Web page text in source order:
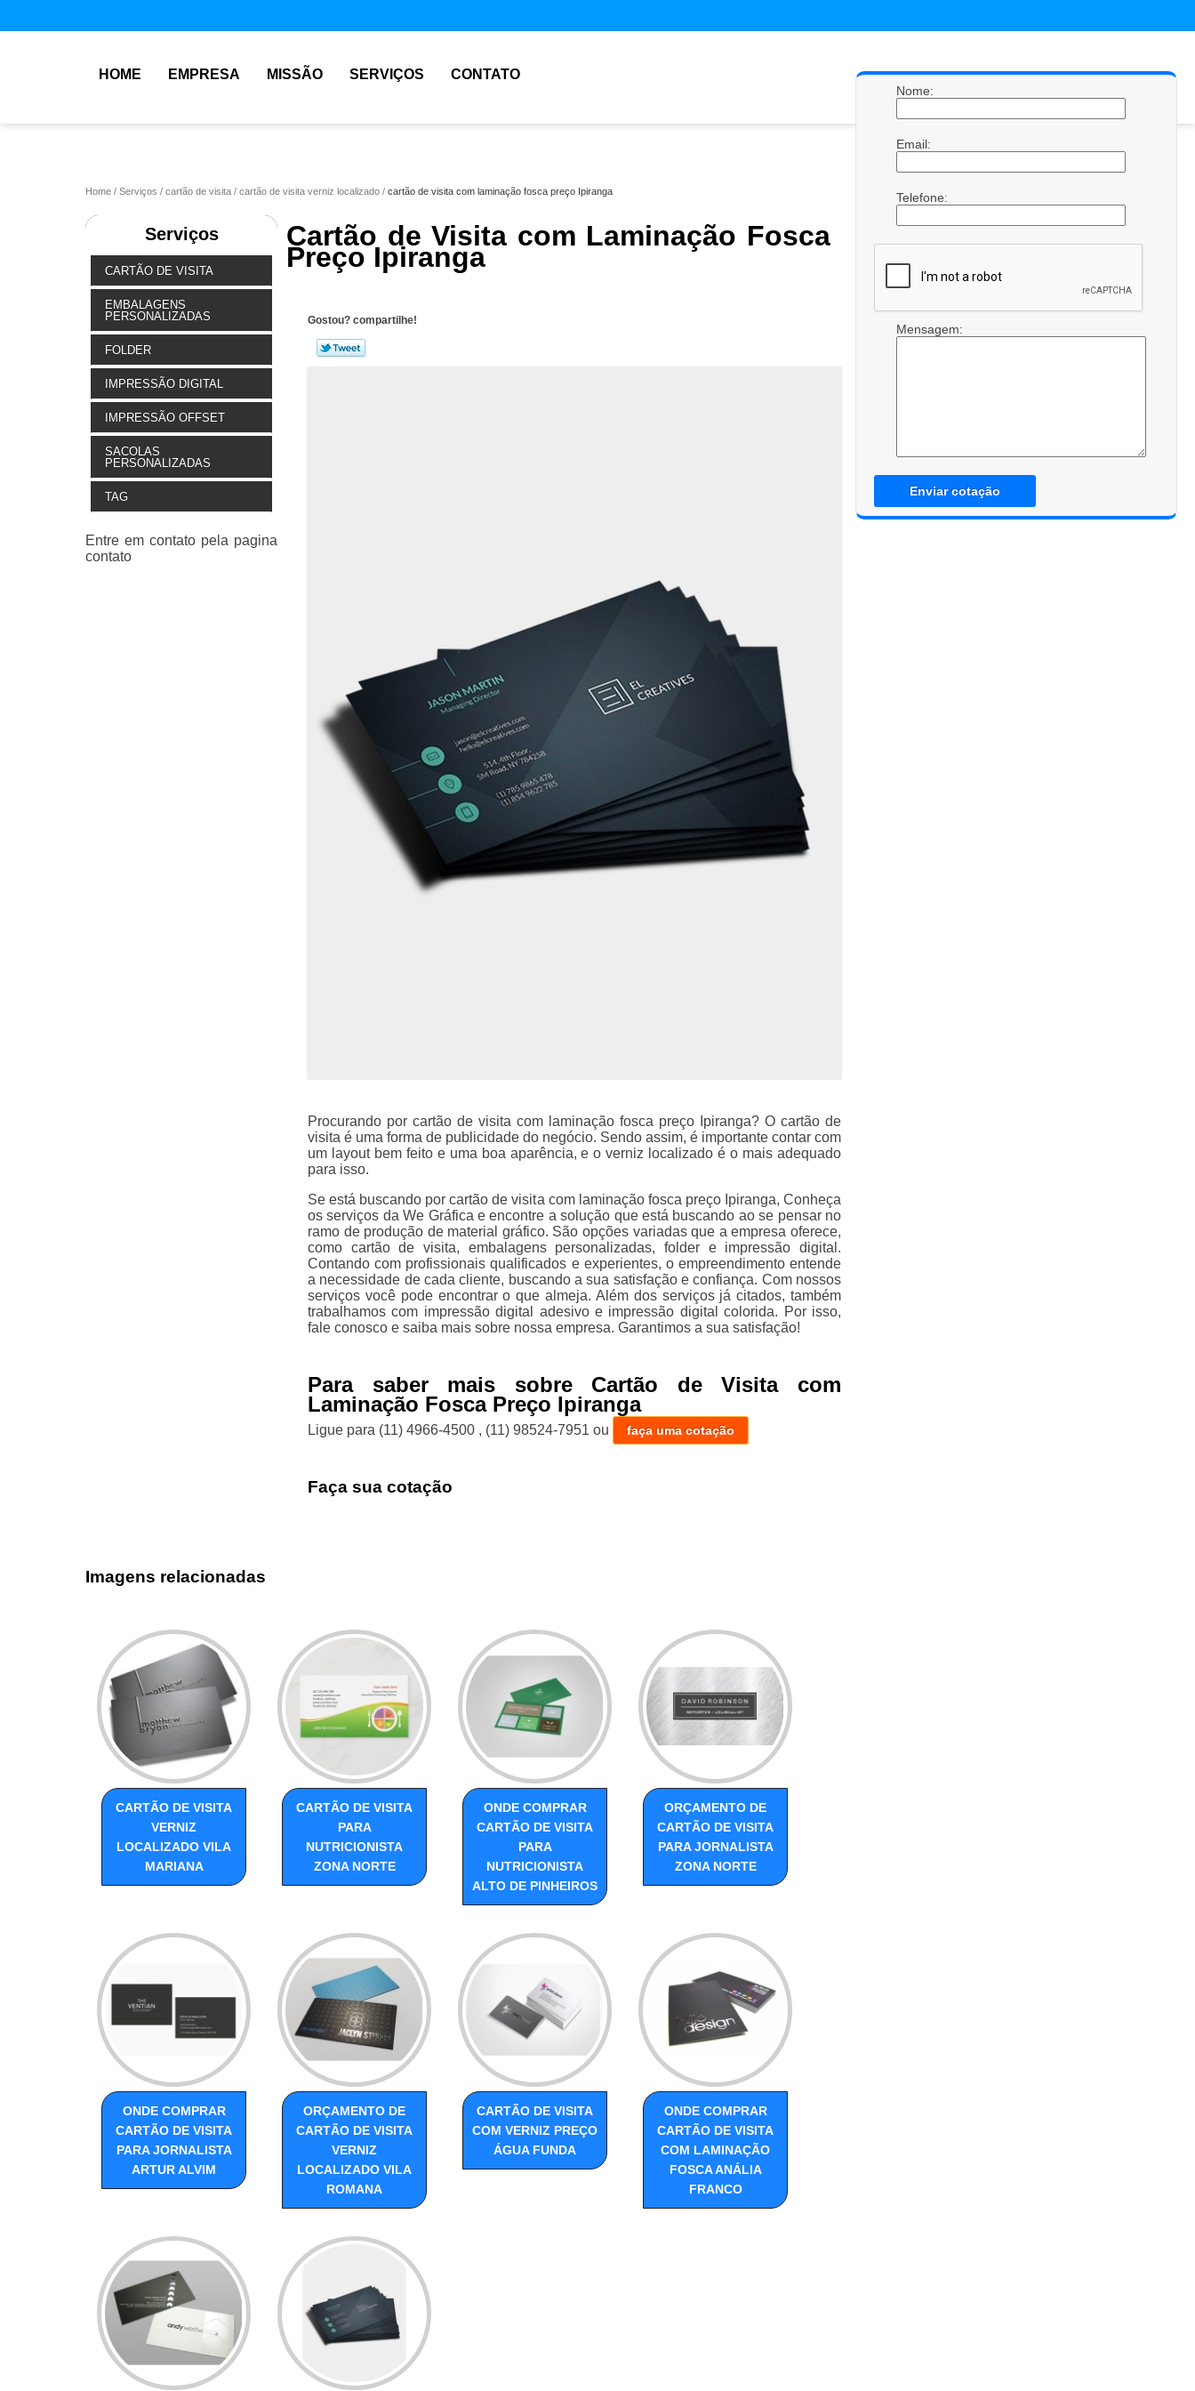
HOME EMPRESA MISSÃO SERVIÇOS CONTATO
Home Serviços cartão de visita cartão de visita verniz localizado cartão de visita com laminação fosca preço Ipiranga
Serviços
CARTÃO DE VISITA
EMBALAGENS
PERSONALIZADAS
FOLDER
IMPRESSÃO DIGITAL
IMPRESSÃO OFFSET
SACOLAS
PERSONALIZADAS
TAG
Cartão de Visita com Laminação Fosca
Preço Ipiranga
Gostou? compartilhe!
Procurando por cartão de visita com laminação fosca preço Ipiranga? O cartão de
visita é uma forma de publicidade do negócio. Sendo assim, é importante contar com
um layout bem feito e uma boa aparência, e o verniz localizado é o mais adequado
para isso.
Se está buscando por cartão de visita com laminação fosca preço Ipiranga, Conheça
os serviços da We Gráfica e encontre a solução que está buscando ao se pensar no
ramo de produção de material gráfico. São opções variadas que a empresa oferece,
como cartão de visita, embalagens personalizadas, folder e impressão digital.
Contando com profissionais qualificados e experientes, o empreendimento entende
a necessidade de cada cliente, buscando a sua satisfação e confiança. Com nossos
serviços você pode encontrar o que almeja. Além dos serviços já citados, também
trabalhamos com impressão digital adesivo e impressão digital colorida. Por isso,
fale conosco e saiba mais sobre nossa empresa. Garantimos a sua satisfação!
Para saber mais sobre Cartão de Visita com
Laminação Fosca Preço Ipiranga
Ligue para (11) 4966-4500 , (11) 98524-7951 ou faça uma cotação
Faça sua cotação
Nome:
Email:
Telefone:
Mensagem:
Enviar cotação
Imagens relacionadas
CARTÃO DE VISITA
VERNIZ
LOCALIZADO VILA
MARIANA
CARTÃO DE VISITA
PARA
NUTRICIONISTA
ZONA NORTE
ONDE COMPRAR
CARTÃO DE VISITA
PARA
NUTRICIONISTA
ALTO DE PINHEIROS
ORÇAMENTO DE
CARTÃO DE VISITA
PARA JORNALISTA
ZONA NORTE
ONDE COMPRAR
CARTÃO DE VISITA
PARA JORNALISTA
ARTUR ALVIM
ORÇAMENTO DE
CARTÃO DE VISITA
VERNIZ
LOCALIZADO VILA
ROMANA
CARTÃO DE VISITA
COM VERNIZ PREÇO
ÁGUA FUNDA
ONDE COMPRAR
CARTÃO DE VISITA
COM LAMINAÇÃO
FOSCA ANÁLIA
FRANCO